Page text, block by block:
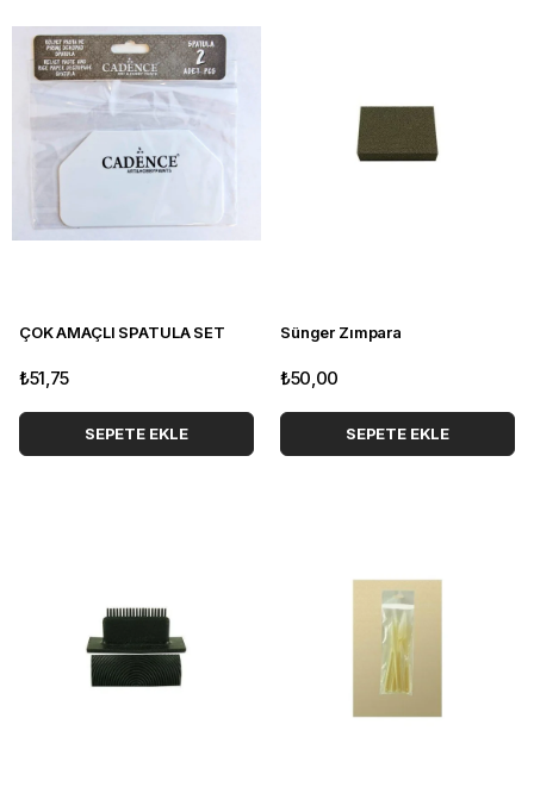
ÇOK AMAÇLI SPATULA SET
₺51,75
SEPETE EKLE
Sünger Zımpara
₺50,00
SEPETE EKLE